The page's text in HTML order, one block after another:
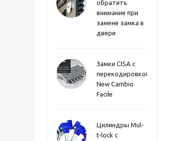
обратить
внимание при
замене замка в
двери
Замки CISA с
перекодировкой
New Cambio
Facile
Цилиндры Mul-
t-lock с